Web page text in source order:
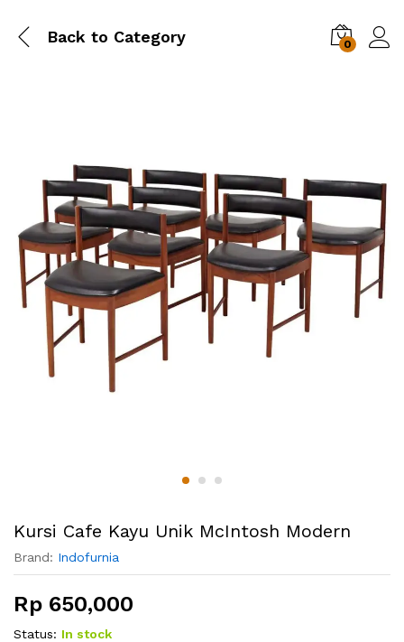
Back to Category 0
Kursi Cafe Kayu Unik McIntosh Modern
Brand: Indofurnia
Rp 650,000
Status: In stock